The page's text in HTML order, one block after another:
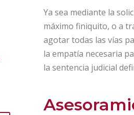
Ya sea mediante la
máximo finiquito, o a
agotar todas las vías
la empatía necesaria
la sentencia judicial